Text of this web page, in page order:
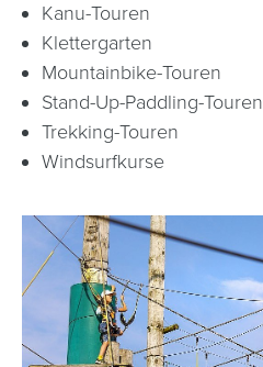
Kanu-Touren
Klettergarten
Mountainbike-Touren
Stand-Up-Paddling-Touren
Trekking-Touren
Windsurfkurse